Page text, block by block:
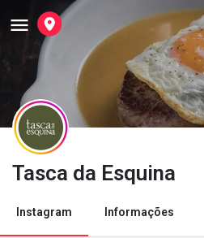
Tasca da Esquina
Instagram Informações